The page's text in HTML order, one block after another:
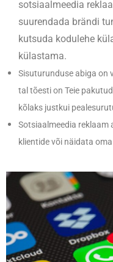
sotsiaalmeedia
suurendada brändi
kutsuda kodulehe
külastama.
Sisuturunduse abiga on
tal tõesti on Teie
kõlaks justkui
Sotsiaalmeedia reklaam
klientide või näidata